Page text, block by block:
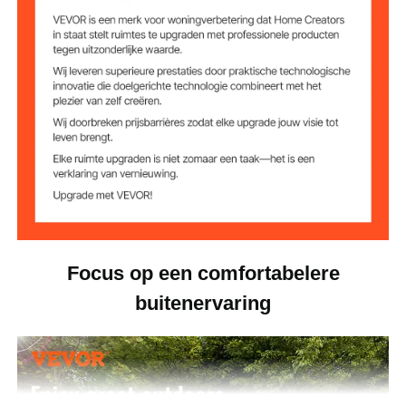
Nettogewicht 15 kg (33,1 lbs)
donkergrijs
Materiaal dekzeil
zilvercoating
Framemateriaal koolstofstaal Q195
Focus op een comfortabelere
buitenervaring